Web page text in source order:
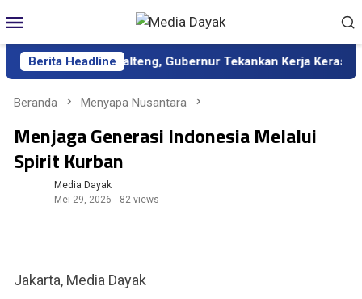
ke
kontenMobile
Berita Headline
Definitif Kalteng, Gubernur Tekankan Kerja Keras dan
Beranda Menyapa Nusantara
Menjaga Generasi Indonesia Melalui
Spirit Kurban
Media Dayak
Mei 29, 2026
82 views
Jakarta, Media Dayak